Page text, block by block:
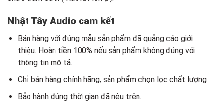
Nhật Tây Audio cam kết
Bán hàng với đúng mẫu sản phẩm đã quảng cáo giới
thiệu. Hoàn tiền 100% nếu sản phẩm không đúng với
thông tin mô tả.
Chỉ bán hàng chính hãng, sản phẩm chọn lọc chất lượng
Bảo hành đúng thời gian đã nêu trên.